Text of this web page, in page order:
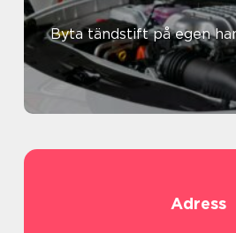
Byta tändstift på egen
Adress